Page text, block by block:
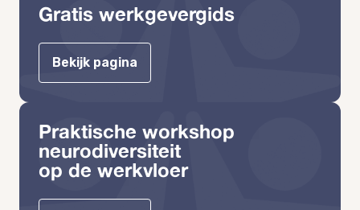
Gratis werkgevergids
Bekijk pagina
Praktische workshop
neurodiversiteit
op de werkvloer